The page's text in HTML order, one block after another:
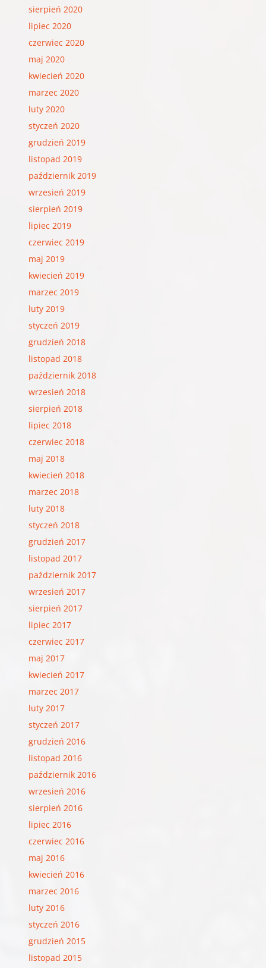
sierpień 2020
lipiec 2020
czerwiec 2020
maj 2020
kwiecień 2020
marzec 2020
luty 2020
styczeń 2020
grudzień 2019
listopad 2019
październik 2019
wrzesień 2019
sierpień 2019
lipiec 2019
czerwiec 2019
maj 2019
kwiecień 2019
marzec 2019
luty 2019
styczeń 2019
grudzień 2018
listopad 2018
październik 2018
wrzesień 2018
sierpień 2018
lipiec 2018
czerwiec 2018
maj 2018
kwiecień 2018
marzec 2018
luty 2018
styczeń 2018
grudzień 2017
listopad 2017
październik 2017
wrzesień 2017
sierpień 2017
lipiec 2017
czerwiec 2017
maj 2017
kwiecień 2017
marzec 2017
luty 2017
styczeń 2017
grudzień 2016
listopad 2016
październik 2016
wrzesień 2016
sierpień 2016
lipiec 2016
czerwiec 2016
maj 2016
kwiecień 2016
marzec 2016
luty 2016
styczeń 2016
grudzień 2015
listopad 2015